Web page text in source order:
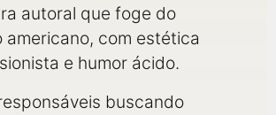
autoral que foge do
americano, com estética
e humor ácido.
buscando